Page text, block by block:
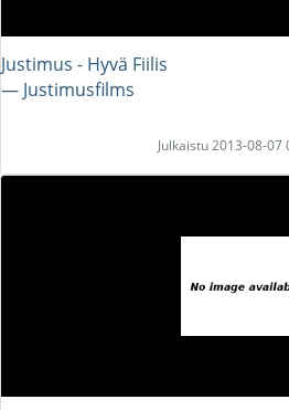
Justimus - Hyvä Fiilis
― Justimusfilms
Julkaistu 2013-08-